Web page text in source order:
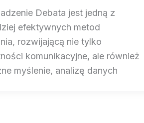
Debata jest jedną z
efektywnych metod
rozwijającą nie tylko
komunikacyjne, ale również
myślenie, analizę danych